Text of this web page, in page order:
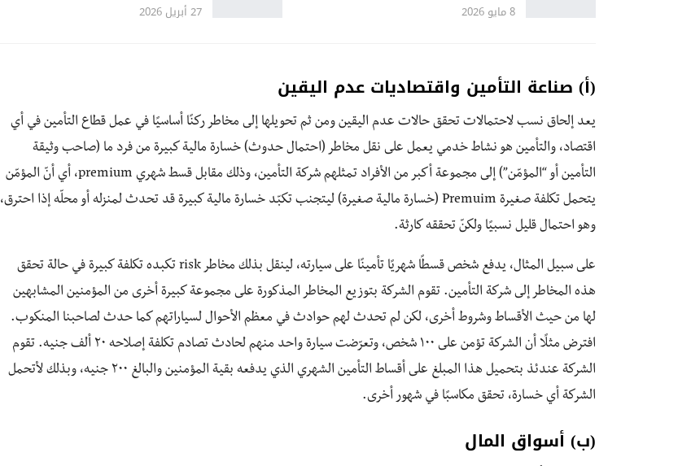
8 مايو 2026 27 أبريل 2026
(أ) صناعة التأمين واقتصاديات عدم اليقين
يعد إلحاق نسب لاحتمالات تحقق حالات عدم اليقين ومن ثم تحويلها إلى مخاطر ركنًا أساسيًا في عمل قطاع التأمين في أي
اقتصاد، والتأمين هو نشاط خدمي يعمل على نقل مخاطر (احتمال حدوث) خسارة مالية كبيرة من فرد ما (صاحب وثيقة
التأمين أو “المؤمّن”) إلى مجموعة أكبر من الأفراد تمثلهم شركة التأمين، وذلك مقابل قسط شهري premium، أي أنّ المؤمّن
يتحمل تكلفة صغيرة Premuim (خسارة مالية صغيرة) ليتجنب تكبّد خسارة مالية كبيرة قد تحدث لمنزله أو محلّه إذا احترق،
وهو احتمال قليل نسبيًا ولكنّ تحققه كارثة.
على سبيل المثال، يدفع شخص قسطًا شهريًا تأمينًا على سيارته، لينقل بذلك مخاطر risk تكبده تكلفة كبيرة في حالة تحقق
هذه المخاطر إلى شركة التأمين. تقوم الشركة بتوزيع المخاطر المذكورة على مجموعة كبيرة أخرى من المؤمنين المشابهين
لها من حيث الأقساط وشروط أخرى، لكن لم تحدث لهم حوادث في معظم الأحوال لسياراتهم كما حدث لصاحبنا المنكوب.
افترض مثلًا أن الشركة تؤمن على ١٠٠ شخص، وتعرّضت سيارة واحد منهم لحادث تصادم تكلفة إصلاحه ٢٠ ألف جنيه. تقوم
الشركة عندئذ بتحميل هذا المبلغ على أقساط التأمين الشهري الذي يدفعه بقية المؤمنين والبالغ ٢٠٠ جنيه، وبذلك لأتحمل
الشركة أي خسارة، تحقق مكاسبًا في شهور أخرى.
(ب) أسواق المال